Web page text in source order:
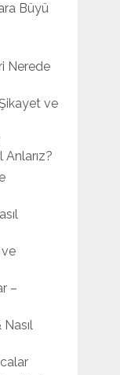
Büyü
Nerede
ve
Anlarız?
–
Nasıl